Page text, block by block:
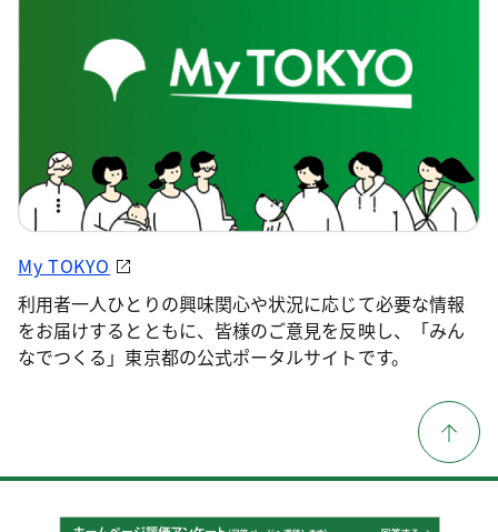
My TOKYO
利用者一人ひとりの興味関心や状況に応じて必要な情報
をお届けするとともに、皆様のご意見を反映し、「みん
なでつくる」東京都の公式ポータルサイトです。